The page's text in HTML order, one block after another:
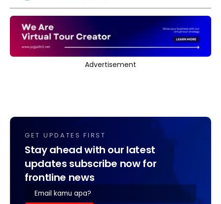
Advertisement
GET UPDATES FIRST
Stay ahead with our latest
updates subscribe now for
frontline news